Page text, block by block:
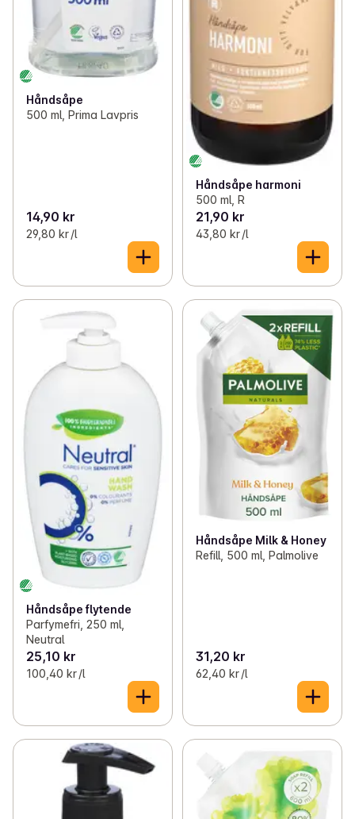
Håndsåpe
500 ml, Prima Lavpris
14,90 kr
29,80 kr /l
Håndsåpe harmoni
500 ml, R
21,90 kr
43,80 kr /l
Håndsåpe flytende
Parfymefri, 250 ml,
Neutral
25,10 kr
100,40 kr /l
Håndsåpe Milk & Honey
Refill, 500 ml, Palmolive
31,20 kr
62,40 kr /l